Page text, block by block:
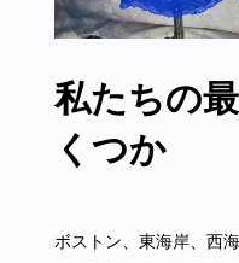
私たちの
くつか
ボストン、東海岸、西